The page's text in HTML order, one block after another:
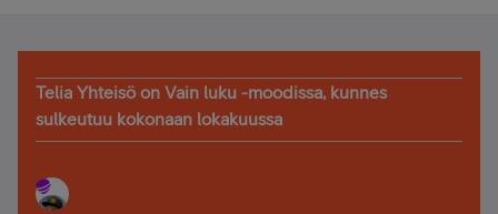
Telia Yhteisö on Vain luku -moodissa, kunnes
sulkeutuu kokonaan lokakuussa